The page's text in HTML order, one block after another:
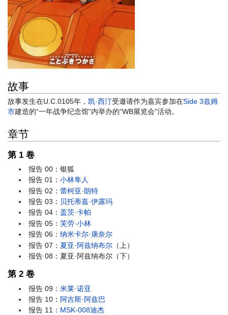
故事
故事发生在U.C.0105年， 凯·西汀受邀请作为嘉宾参加在Side 3兹姆
市建造的“一年战争纪念馆”内举办的“WB展览会”活动。
章节
第 1 卷
报告 00：银狐
报告 01：小林隼人
报告 02：蕾柯亚·朗特
报告 03： 贝托蒂嘉·伊露玛
报告 04：盖茨·卡帕
报告 05：芙劳·小林
报告 06：纳米卡尔·康奈尔
报告 07： 夏亚·阿兹纳布尔 （上）
报告 08：夏亚·阿兹纳布尔（下）
第 2 卷
报告 09：米莱·诺亚
报告 10： 阿吉斯·阿兹巴
报告 11： MSK-008迪杰